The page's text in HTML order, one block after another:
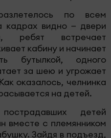
по всем
кадрах видно — двери
ребят встречает
кабину и начинает
бутылкой, одного
за шею и угрожает
оказалось, челнинка
на детей.
детей
вместе с племянником
Зайдя в подъезд,